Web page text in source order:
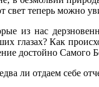
свет теперь можно
из нас
Как
достойно Самого
ли отдаем себе